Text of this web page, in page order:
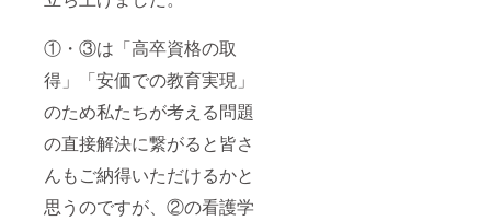
①・③は「高卒資格の取
得」「安価での教育実現」
のため私たちが考える問題
の直接解決に繋がると皆さ
んもご納得いただけるかと
思うのですが、②の看護学